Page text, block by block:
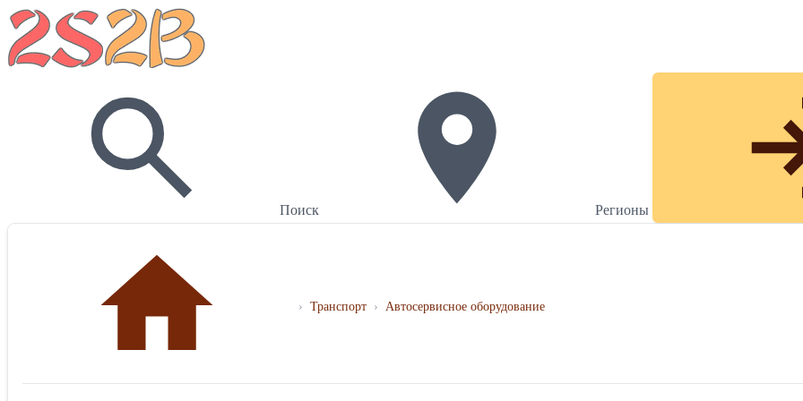
Поиск Регионы
› Транспорт › Автосервисное оборудование